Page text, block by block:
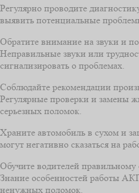
Регулярно проводите
выявить потенциальные
Обратите внимание на звуки и
Неправильные звуки или
сигнализировать о проблемах.
Соблюдайте рекомендации
Регулярные проверки и замены
серьезных поломок.
Храните автомобиль в сухом и
могут негативно сказаться на
Обучите водителей
Знание особенностей работы
ненужных поломок.